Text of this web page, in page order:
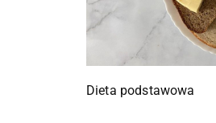
Dieta podstawowa